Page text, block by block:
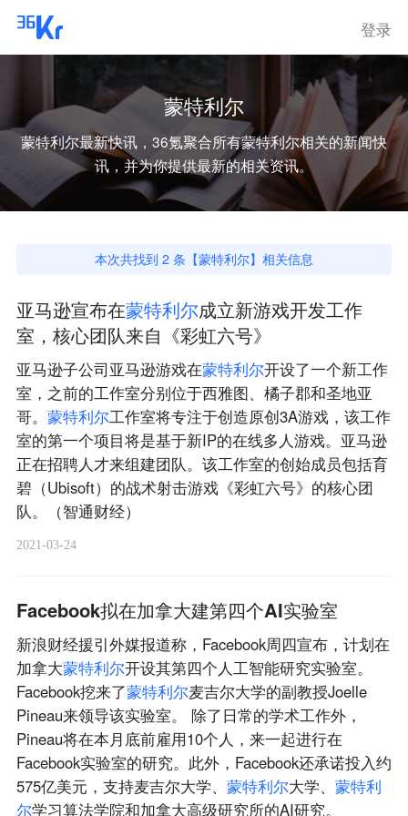
登录
蒙特利尔
蒙特利尔最新快讯，36氪聚合所有蒙特利尔相关的新闻快
讯，并为你提供最新的相关资讯。
本次共找到 2 条【蒙特利尔】相关信息
亚马逊宣布在蒙特利尔成立新游戏开发工作
室，核心团队来自《彩虹六号》
亚马逊子公司亚马逊游戏在蒙特利尔开设了一个新工作
室，之前的工作室分别位于西雅图、橘子郡和圣地亚
哥。 蒙特利尔工作室将专注于创造原创3A游戏，该工作
室的第一个项目将是基于新IP的在线多人游戏。亚马逊
正在招聘人才来组建团队。该工作室的创始成员包括育
碧（Ubisoft）的战术射击游戏《彩虹六号》的核心团
队。（智通财经）
2021-03-24
Facebook拟在加拿大建第四个AI实验室
新浪财经援引外媒报道称，Facebook周四宣布，计划在
加拿大蒙特利尔开设其第四个人工智能研究实验室。
Facebook挖来了蒙特利尔麦吉尔大学的副教授Joelle
Pineau来领导该实验室。 除了日常的学术工作外，
Pineau将在本月底前雇用10个人，来一起进行在
Facebook实验室的研究。此外，Facebook还承诺投入约
575亿美元，支持麦吉尔大学、 蒙特利尔大学、 蒙特利
尔学习算法学院和加拿大高级研究所的AI研究。